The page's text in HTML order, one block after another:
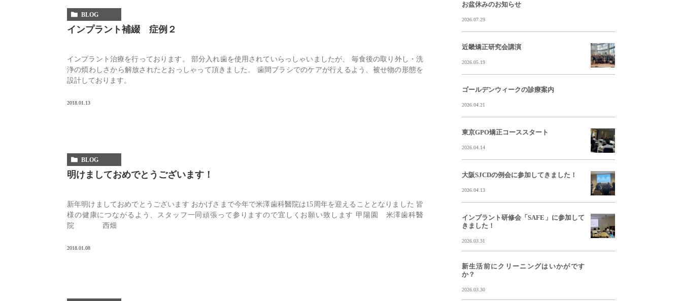
BLOG
インプラント補綴 症例２
インプラント治療を行っております。 部分入れ歯を使用されていらっしゃいましたが、 毎食後の取り外し・洗
浄の煩わしさから解放されたとおっしゃって頂きました。 歯間ブラシでのケアが行えるよう、被せ物の形態を
設計しております。
2018.01.13
BLOG
明けましておめでとうございます！
新年明けましておめでとうございます おかげさまで今年で米澤歯科醫院は15周年を迎えることとなりました 皆
様の健康につながるよう、スタッフ一同頑張って参りますので宜しくお願い致します 甲陽園 米澤歯科醫
院 西畑
2018.01.08
お盆休みのお知らせ
2026.07.29
近畿矯正研究会講演
2026.05.19
ゴールデンウィークの診療案内
2026.04.21
東京GPO矯正コーススタート
2026.04.14
大阪SJCDの例会に参加してきました！
2026.04.13
インプラント研修会「SAFE」に参加して
きました！
2026.03.31
新生活前にクリーニングはいかがです
か？
2026.03.30